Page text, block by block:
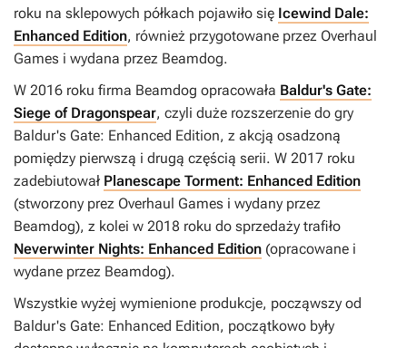
roku na sklepowych półkach pojawiło się Icewind Dale:
Enhanced Edition, również przygotowane przez Overhaul
Games i wydana przez Beamdog.
W 2016 roku firma Beamdog opracowała Baldur's Gate:
Siege of Dragonspear, czyli duże rozszerzenie do gry
Baldur's Gate: Enhanced Edition, z akcją osadzoną
pomiędzy pierwszą i drugą częścią serii. W 2017 roku
zadebiutował Planescape Torment: Enhanced Edition
(stworzony prez Overhaul Games i wydany przez
Beamdog), z kolei w 2018 roku do sprzedaży trafiło
Neverwinter Nights: Enhanced Edition (opracowane i
wydane przez Beamdog).
Wszystkie wyżej wymienione produkcje, począwszy od
Baldur's Gate: Enhanced Edition, początkowo były